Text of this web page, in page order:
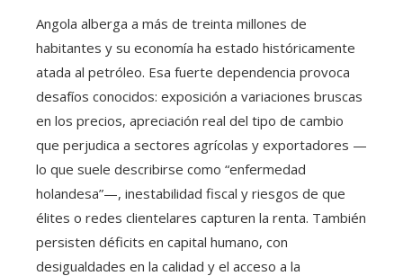
Angola alberga a más de treinta millones de
habitantes y su economía ha estado históricamente
atada al petróleo. Esa fuerte dependencia provoca
desafíos conocidos: exposición a variaciones bruscas
en los precios, apreciación real del tipo de cambio
que perjudica a sectores agrícolas y exportadores —
lo que suele describirse como “enfermedad
holandesa”—, inestabilidad fiscal y riesgos de que
élites o redes clientelares capturen la renta. También
persisten déficits en capital humano, con
desigualdades en la calidad y el acceso a la